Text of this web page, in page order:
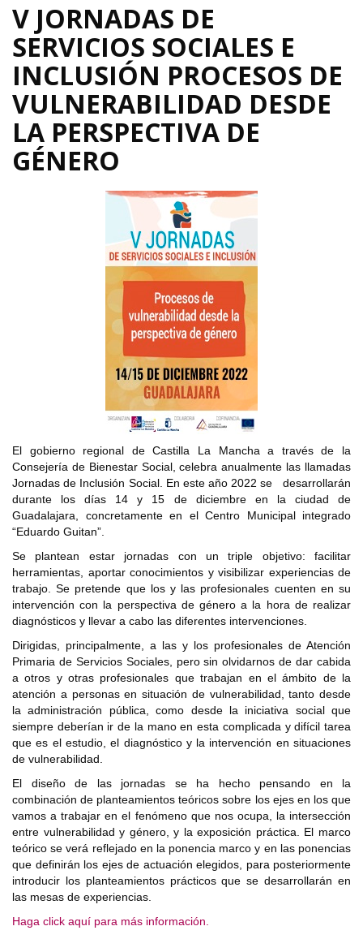
V JORNADAS DE
SERVICIOS SOCIALES E
INCLUSIÓN PROCESOS DE
VULNERABILIDAD DESDE
LA PERSPECTIVA DE
GÉNERO
El gobierno regional de Castilla La Mancha a través de la
Consejería de Bienestar Social, celebra anualmente las llamadas
Jornadas de Inclusión Social. En este año 2022 se desarrollarán
durante los días 14 y 15 de diciembre en la ciudad de
Guadalajara, concretamente en el Centro Municipal integrado
“Eduardo Guitan”.
Se plantean estar jornadas con un triple objetivo: facilitar
herramientas, aportar conocimientos y visibilizar experiencias de
trabajo. Se pretende que los y las profesionales cuenten en su
intervención con la perspectiva de género a la hora de realizar
diagnósticos y llevar a cabo las diferentes intervenciones.
Dirigidas, principalmente, a las y los profesionales de Atención
Primaria de Servicios Sociales, pero sin olvidarnos de dar cabida
a otros y otras profesionales que trabajan en el ámbito de la
atención a personas en situación de vulnerabilidad, tanto desde
la administración pública, como desde la iniciativa social que
siempre deberían ir de la mano en esta complicada y difícil tarea
que es el estudio, el diagnóstico y la intervención en situaciones
de vulnerabilidad.
El diseño de las jornadas se ha hecho pensando en la
combinación de planteamientos teóricos sobre los ejes en los que
vamos a trabajar en el fenómeno que nos ocupa, la intersección
entre vulnerabilidad y género, y la exposición práctica. El marco
teórico se verá reflejado en la ponencia marco y en las ponencias
que definirán los ejes de actuación elegidos, para posteriormente
introducir los planteamientos prácticos que se desarrollarán en
las mesas de experiencias.
Haga click aquí para más información.